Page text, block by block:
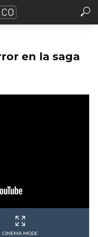
en la saga
CINEMA MODE